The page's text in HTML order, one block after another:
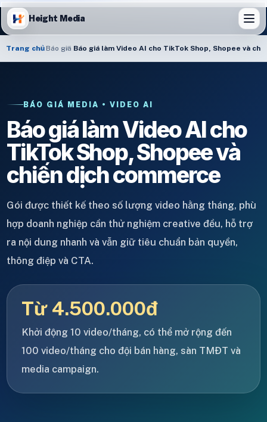
Height Media
Trang chủBáo giá Báo giá làm Video AI cho TikTok Shop, Shopee và
BÁO GIÁ MEDIA • VIDEO AI
Báo giá làm Video AI cho
TikTok Shop, Shopee và
chiến dịch commerce
Gói được thiết kế theo số lượng video hằng tháng, phù
hợp doanh nghiệp cần thử nghiệm creative đều, hỗ trợ
ra nội dung nhanh và vẫn giữ tiêu chuẩn bản quyền,
thông điệp và CTA.
Từ 4.500.000đ
Khởi động 10 video/tháng, có thể mở rộng đến
100 video/tháng cho đội bán hàng, sàn TMĐT và
media campaign.